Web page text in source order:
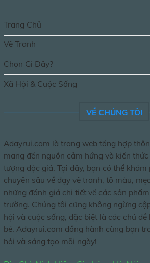
Trang Chủ
Vẽ Tranh
Chọn Gì Đây?
Xã Hội & Cuộc Sống
VỀ CHÚNG TÔI
Adayrui.com là trang web tổng hợp
mang đến nguồn cảm hứng và kiến
tượng độc giả. Tại đây, bạn có thể
chuyên sâu về dạy vẽ tranh, tô màu,
những đánh giá chi tiết về các sản
trường. Chúng tôi cũng không ngừng
hội và cuộc sống, đặc biệt là các chủ đề
bé. Adayrui.com đồng hành cùng bạn
hỏi và sáng tạo mỗi ngày!